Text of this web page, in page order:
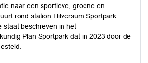
naar een sportieve, groene en
rond station Hilversum Sportpark.
staat beschreven in het
Plan Sportpark dat in 2023 door de